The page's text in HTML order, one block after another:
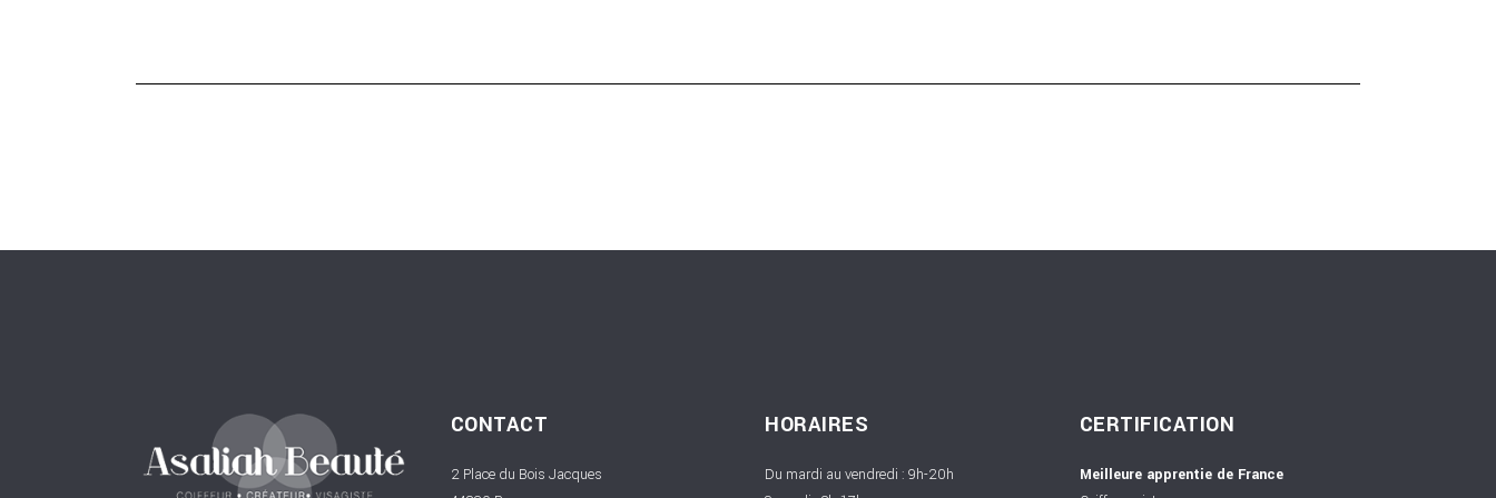
CONTACT
2 Place du Bois Jacques
HORAIRES
Du mardi au vendredi : 9h-20h
CERTIFICATION
Meilleure apprentie de France